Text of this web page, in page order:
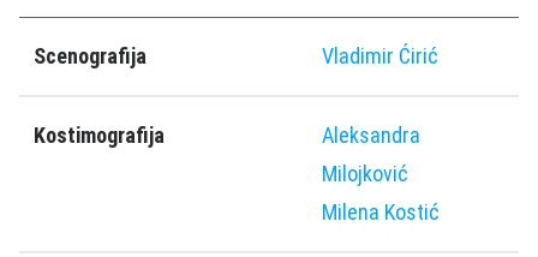
Scenografija Vladimir Ćirić
Kostimografija
Aleksandra
Milojković
Milena Kostić